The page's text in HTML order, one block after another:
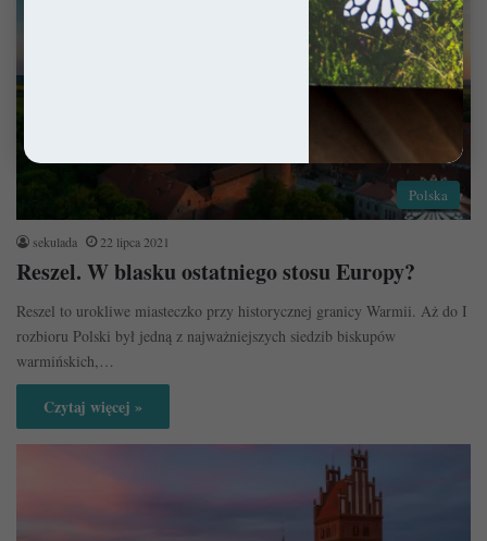
Polska
sekulada 22 lipca 2021
Reszel. W blasku ostatniego stosu Europy?
Reszel to urokliwe miasteczko przy historycznej granicy Warmii. Aż do I
rozbioru Polski był jedną z najważniejszych siedzib biskupów
warmińskich,…
Czytaj więcej »